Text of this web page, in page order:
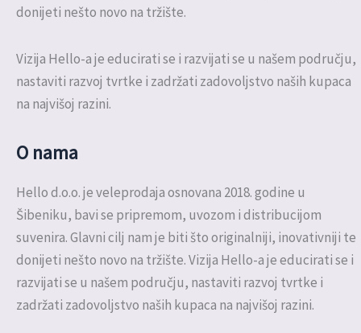
donijeti nešto novo na tržište.
Vizija Hello-a je educirati se i razvijati se u našem području,
nastaviti razvoj tvrtke i zadržati zadovoljstvo naših kupaca
na najvišoj razini.
O nama
Hello d.o.o. je veleprodaja osnovana 2018. godine u
Šibeniku, bavi se pripremom, uvozom i distribucijom
suvenira. Glavni cilj nam je biti što originalniji, inovativniji te
donijeti nešto novo na tržište. Vizija Hello-a je educirati se i
razvijati se u našem području, nastaviti razvoj tvrtke i
zadržati zadovoljstvo naših kupaca na najvišoj razini.